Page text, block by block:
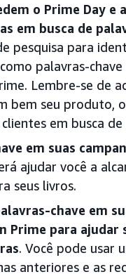
o Prime Day e
em busca de
pesquisa para
palavras-
Lembre-se de
bem seu produto,
em busca
em suas
ajudar você a
seus livros.
chave em
Prime para ajudar
. Você pode usar
anteriores e as